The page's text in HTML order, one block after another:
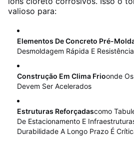
valioso para:
Elementos De Concreto Pré-
Desmoldagem Rápida E
Construção Em Clima FrioOnde
Devem Ser Acelerados
Estruturas ReforçadasComo
De Estacionamento E
Durabilidade A Longo Prazo É